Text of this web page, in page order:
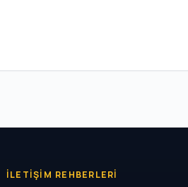
İLETIŞIM REHBERLERI